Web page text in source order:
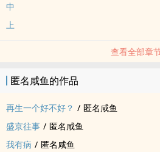
喜欢逗猫的微‌‍‍腹‍黑‍旬子哥✖️艳光四射在床
小猫晏
中
上
查看全部章
匿名咸鱼的作品
再生一个好不好？ / 匿名咸鱼
盛京往事 / 匿名咸鱼
我有病 / 匿名咸鱼